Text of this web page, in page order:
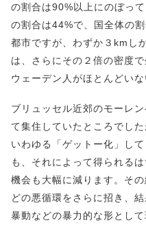
の割合は90%以上にのぼっ
の割合は44%で、国全体の
都市ですが、わずか３kmし
は、さらにその２倍の密度
ウェーデン人がほとんどい
ブリュッセル近郊のモーレ
て集住していたところでし
いわゆる「ゲットー化」し
も、それによって得られる
機会も大幅に減ります。そ
どの悪循環をさらに招き、
暴動などの暴力的な形とし